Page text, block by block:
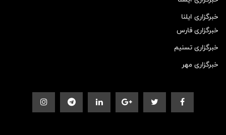
خبرگزاری ایلنا
خبرگزاری فارس
خبرگزاری تسنیم
خبرگزاری مهر